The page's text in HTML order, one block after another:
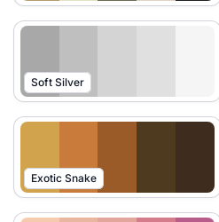
Soft Silver
Exotic Snake